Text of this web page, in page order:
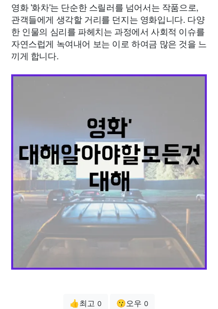
영화 '화차'는 단순한 스릴러를 넘어서는 작품으로,
관객들에게 생각할 거리를 던지는 영화입니다. 다양
한 인물의 심리를 파헤치는 과정에서 사회적 이슈를
자연스럽게 녹여내어 보는 이로 하여금 많은 것을 느
끼게 합니다.
👍최고 0 😗오우 0